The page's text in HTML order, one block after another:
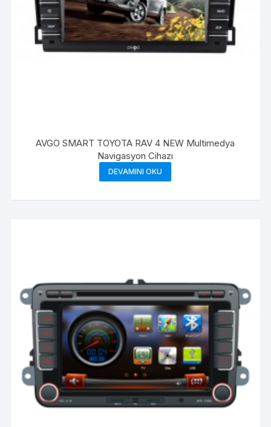
AVGO SMART TOYOTA RAV 4 NEW Multimedya
Navigasyon Cihazı
DEVAMINI OKU